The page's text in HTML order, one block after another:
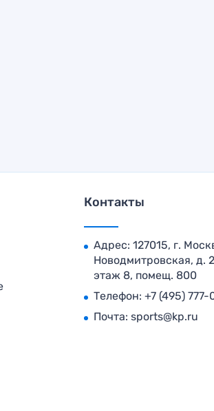
Контакты
Адрес: 127015, г.
Новодмитровская, д.
этаж 8, помещ. 800
Телефон: +7 (495)
Почта: sports@kp.ru